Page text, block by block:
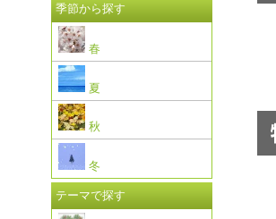
季節から探す
春
夏
秋
冬
テーマで探す